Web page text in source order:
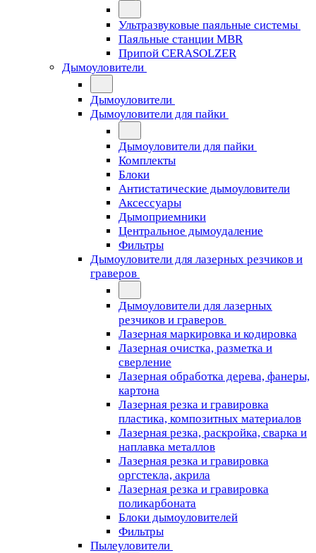
Ультразвуковые паяльные системы
Паяльные станции MBR
Припой CERASOLZER
Дымоуловители
Дымоуловители
Дымоуловители для пайки
Дымоуловители для пайки
Комплекты
Блоки
Антистатические дымоуловители
Аксессуары
Дымоприемники
Центральное дымоудаление
Фильтры
Дымоуловители для лазерных резчиков и
граверов
Дымоуловители для лазерных
резчиков и граверов
Лазерная маркировка и кодировка
Лазерная очистка, разметка и
сверление
Лазерная обработка дерева, фанеры,
картона
Лазерная резка и гравировка
пластика, композитных материалов
Лазерная резка, раскройка, сварка и
наплавка металлов
Лазерная резка и гравировка
оргстекла, акрила
Лазерная резка и гравировка
поликарбоната
Блоки дымоуловителей
Фильтры
Пылеуловители